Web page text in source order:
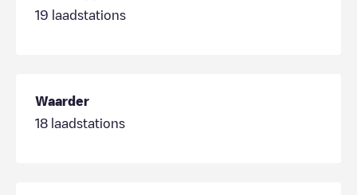
19 laadstations
Waarder
18 laadstations